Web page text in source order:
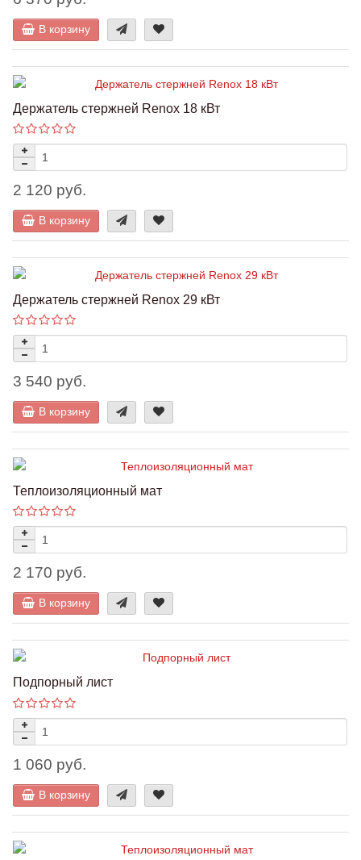
В корзину
Держатель стержней Renox 18 кВт
2 120 руб.
В корзину
Держатель стержней Renox 29 кВт
3 540 руб.
В корзину
Теплоизоляционный мат
2 170 руб.
В корзину
Подпорный лист
1 060 руб.
В корзину